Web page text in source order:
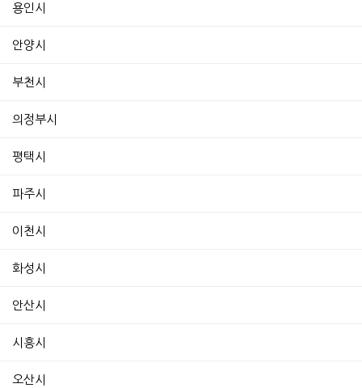
용인시
안양시
부천시
의정부시
평택시
파주시
이천시
화성시
안산시
시흥시
오산시